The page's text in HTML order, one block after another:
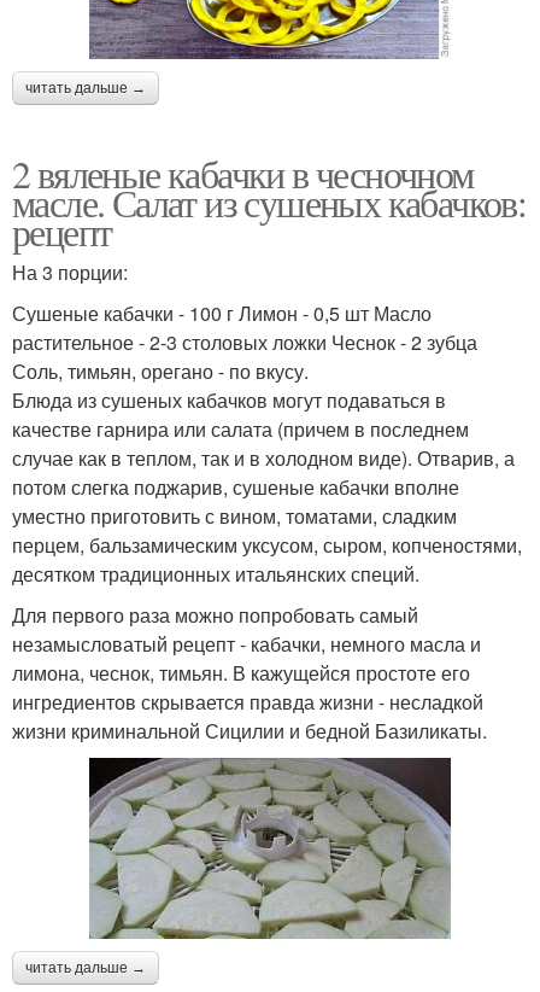
читать дальше →
2 вяленые кабачки в чесночном
масле. Салат из сушеных кабачков:
рецепт
На 3 порции:
Сушеные кабачки - 100 г Лимон - 0,5 шт Масло
растительное - 2-3 столовых ложки Чеснок - 2 зубца
Соль, тимьян, орегано - по вкусу.
Блюда из сушеных кабачков могут подаваться в
качестве гарнира или салата (причем в последнем
случае как в теплом, так и в холодном виде). Отварив, а
потом слегка поджарив, сушеные кабачки вполне
уместно приготовить с вином, томатами, сладким
перцем, бальзамическим уксусом, сыром, копченостями,
десятком традиционных итальянских специй.
Для первого раза можно попробовать самый
незамысловатый рецепт - кабачки, немного масла и
лимона, чеснок, тимьян. В кажущейся простоте его
ингредиентов скрывается правда жизни - несладкой
жизни криминальной Сицилии и бедной Базиликаты.
читать дальше →